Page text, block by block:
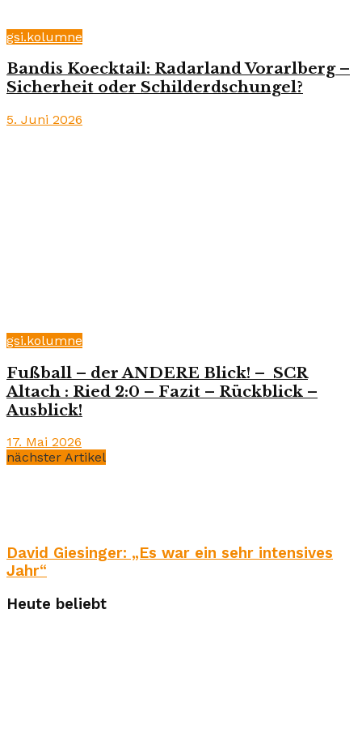
gsi.kolumne
Bandis Koecktail: Radarland Vorarlberg –
Sicherheit oder Schilderdschungel?
5. Juni 2026
gsi.kolumne
Fußball – der ANDERE Blick! – SCR
Altach : Ried 2:0 – Fazit – Rückblick –
Ausblick!
17. Mai 2026
nächster Artikel
David Giesinger: „Es war ein sehr intensives
Jahr“
Heute beliebt